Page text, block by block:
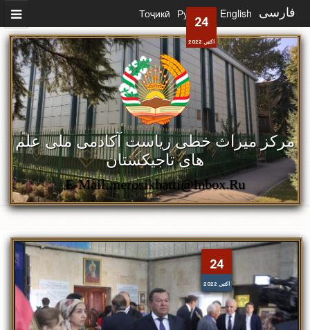
رفتن به محتوای اصلی Тоҷикӣ Русский English فارسی
مرکز میراث خطی ریاست آکادمی ملی علم
های تاجیکستان
E-Mail:merosikhatti@inbox.ru
24
اکتبر, 2022
24
اکتبر, 2022